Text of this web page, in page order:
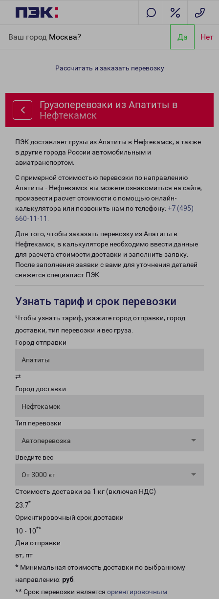
Ваш город Москва? Да Нет
Нефтекамск
Рассчитать и заказать перевозку
Грузоперевозки из Апатиты в
Нефтекамск
ПЭК доставляет грузы из Апатиты в Нефтекамск, а также
в другие города России автомобильным и
авиатранспортом.
С примерной стоимостью перевозки по направлению
Апатиты - Нефтекамск вы можете ознакомиться на сайте,
произвести расчет стоимости с помощью онлайн-
калькулятора или позвонить нам по телефону: +7 (495)
660-11-11
Для того, чтобы заказать перевозку из Апатиты в
Нефтекамск, в калькуляторе необходимо ввести данные
для расчета стоимости доставки и заполнить заявку.
После заполнения заявки с вами для уточнения деталей
свяжется специалист ПЭК.
Узнать тариф и срок перевозки
Чтобы узнать тариф, укажите город отправки, город
доставки, тип перевозки и вес груза.
Город отправки
Апатиты
⇄
Город доставки
Нефтекамск
Тип перевозки
Автоперевозка
Введите вес
От 3000 кг
Стоимость доставки за 1 кг (включая НДС)
23.7*
Ориентировочный срок доставки
10 - 10**
Дни отправки
вт, пт
* Минимальная стоимость доставки по выбранному
направлению: руб.
** Срок перевозки является ориентировочным